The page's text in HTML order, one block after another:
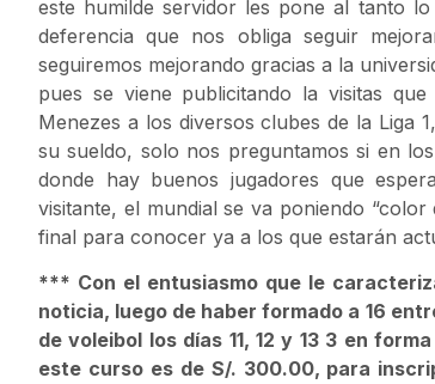
este humilde servidor les pone al tanto
deferencia que nos obliga seguir
seguiremos mejorando gracias a la
pues se viene publicitando la visitas
Menezes a los diversos clubes de la Liga
su sueldo, solo nos preguntamos si en
donde hay buenos jugadores que
visitante, el mundial se va poniendo
final para conocer ya a los que estarán
*** Con el entusiasmo que le
noticia, luego de haber formado a 16
de voleibol los días 11, 12 y 13 3 en
este curso es de S/. 300.00, para